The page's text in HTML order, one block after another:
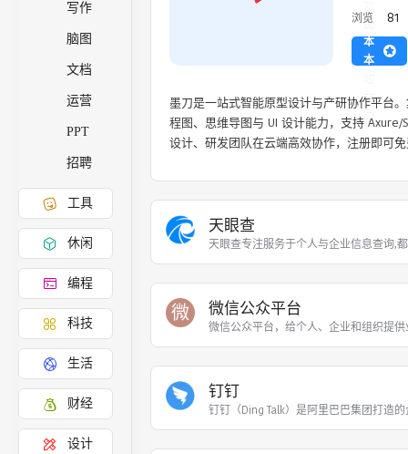
写作
脑图
文档
运营
PPT
招聘
工具
休闲
编程
科技
生活
财经
设计
浏览 81
到
本
本
主
墨刀是一站式智能原型设计与产研协作平台
程图、思维导图与 UI 设计能力，支持
设计、研发团队在云端高效协作，注册即可
天眼查
天眼查专注服务于个人与企业信息查询,
微 微信公众平台
微信公众平台，给个人、企业和组织提
钉钉
钉钉（Ding Talk）是阿里巴巴集团打造